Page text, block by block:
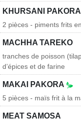
KHURSANI PAKORA
2 pièces - piments frits
MACHHA TAREKO
tranches de poisson
d’épices et de farine
MAKAI PAKORA
5 pièces - maïs frit à la
MEAT SAMOSA